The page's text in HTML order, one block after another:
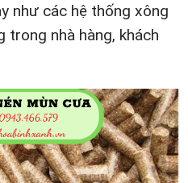
như các hệ thống xông
nhà hàng, khách